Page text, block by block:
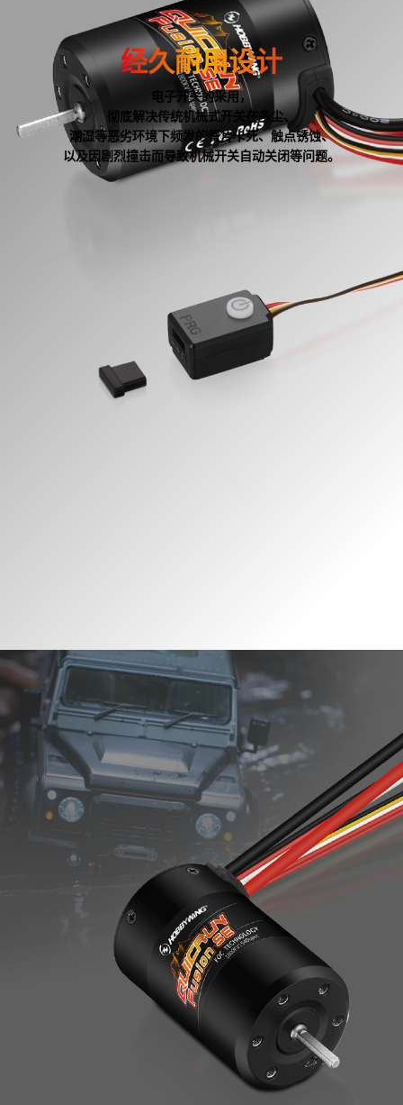
经久耐用
电子开关
经久耐用设计
电子开关的采用，
彻底解决传统机械式开关在多尘、
潮湿等恶劣环境下频发的簧片卡死、触点锈蚀、
以及因剧烈撞击而导致机械开关自动关闭等问题。
防尘抗水
不在话下
整套动力防护等级IP67，
出色的防水防尘性能，
轻松应对泥沙、
冰雪、积水等运行条件。